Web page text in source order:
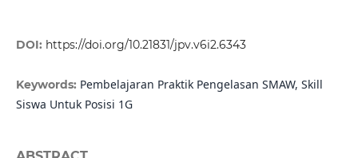
DOI: https://doi.org/10.21831/jpv.v6i2.6343
Keywords: Pembelajaran Praktik Pengelasan SMAW, Skill
Siswa Untuk Posisi 1G